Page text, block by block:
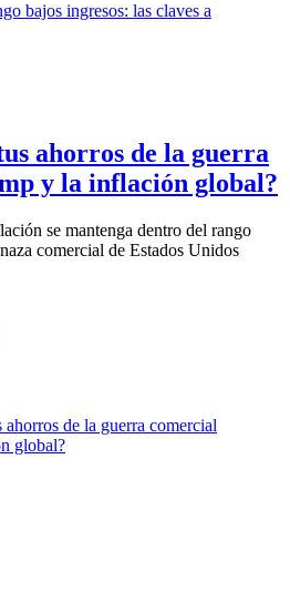
ahorros de la guerra
y la inflación global?
se mantenga dentro del rango
comercial de Estados Unidos